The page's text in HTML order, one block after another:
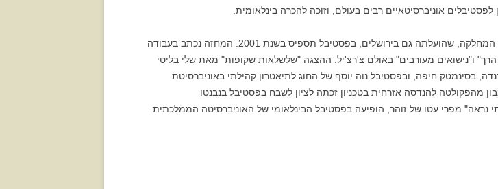
אוניברסיטאיים רבים בעולם, וזוכה להכרה בינלאומית.
הבמאי זוכה פרס אופיר סכנדר קובטי השתתף בהצגה "סוף-סוף" במסגרת המחלקה, שהועלתה גם בירושלים, בפסטיבל תספיס בשנת 2001. המחזה נכתב בעבודה
ו"נישואים מעורבים" באולם צ'רצ'יל. ההצגה "שלשלאות שקופות" מאת שלי בליטי
להנדסה כימית הופיעה בפסטיבל ברטיסלבה בשנת 2006, בגרנדה, בסינמטק חיפה, ובפסטיבל נוה יוסף של החוג לתיאטרון קהילתי באוניברסיטת
נבון מהפקולטה להנדסה אזרחית בטכניון זכתה לציון לשבח בפסטיבל בנבנטו
הבלתי נראה" מפרי עטו של זוהר, הופיעה בפסטיבל הבינלאומי של האוניברסיטה הממלכתית